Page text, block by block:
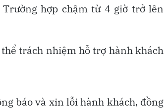
hợp chậm từ 4 giờ trở lên
trách nhiệm hỗ trợ hành khách
báo và xin lỗi hành khách, đồng